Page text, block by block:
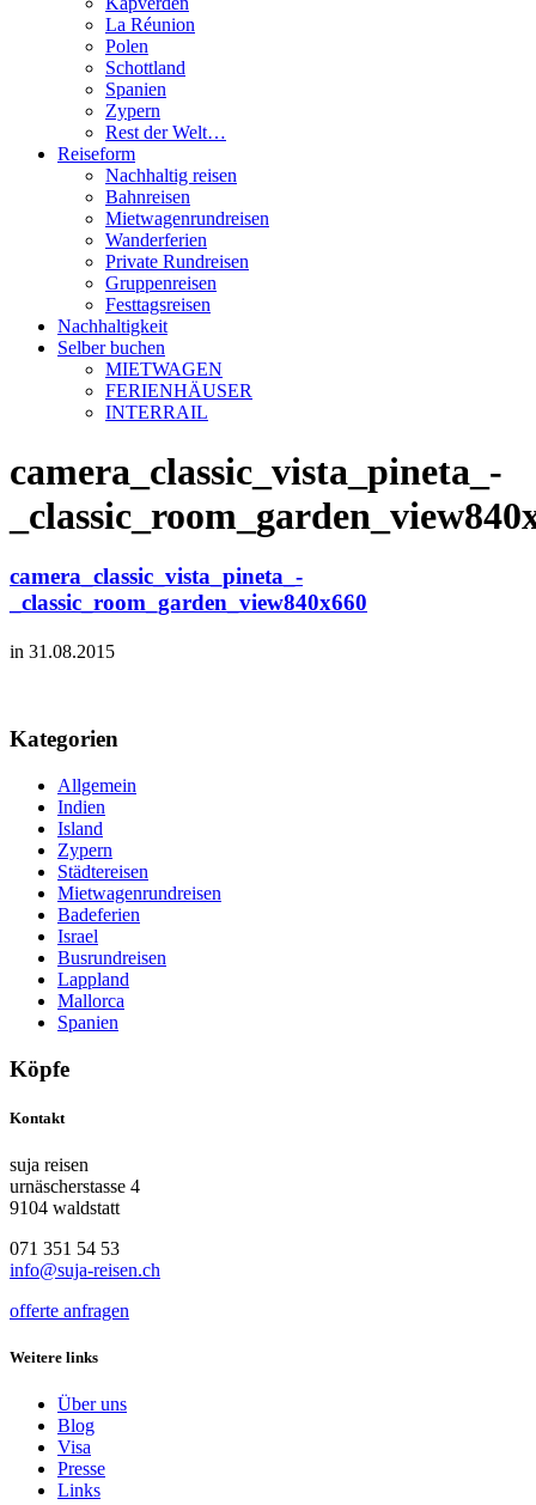
La Réunion
Polen
Schottland
Spanien
Zypern
Rest der Welt…
Reiseform
Nachhaltig reisen
Bahnreisen
Mietwagenrundreisen
Wanderferien
Private Rundreisen
Gruppenreisen
Festtagsreisen
Nachhaltigkeit
Selber buchen
MIETWAGEN
FERIENHÄUSER
INTERRAIL
camera_classic_vista_pineta_-
camera_classic_vista_pineta_-
_classic_room_garden_view840x660
in 31.08.2015
Kategorien
Allgemein
Indien
Island
Zypern
Städtereisen
Mietwagenrundreisen
Badeferien
Israel
Busrundreisen
Lappland
Mallorca
Spanien
Köpfe
Kontakt
suja reisen
urnäscherstasse 4
9104 waldstatt
071 351 54 53
info@suja-reisen.ch
offerte anfragen
Weitere links
Über uns
Blog
Visa
Presse
Links